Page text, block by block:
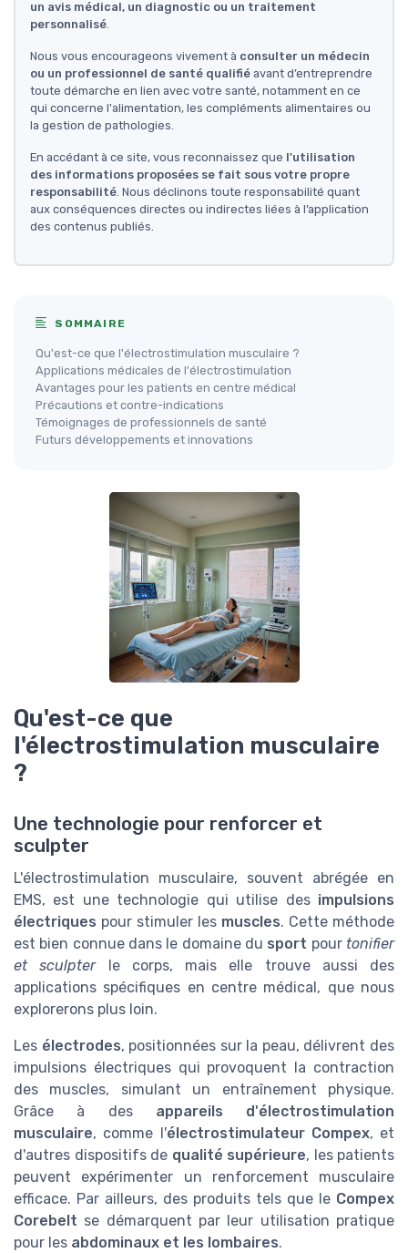
un avis médical, un diagnostic ou un traitement
personnalisé.
Nous vous encourageons vivement à consulter un médecin
ou un professionnel de santé qualifié avant d’entreprendre
toute démarche en lien avec votre santé, notamment en ce
qui concerne l'alimentation, les compléments alimentaires ou
la gestion de pathologies.
En accédant à ce site, vous reconnaissez que l'utilisation
des informations proposées se fait sous votre propre
responsabilité. Nous déclinons toute responsabilité quant
aux conséquences directes ou indirectes liées à l’application
des contenus publiés.
SOMMAIRE
Qu'est-ce que l'électrostimulation musculaire ?
Applications médicales de l'électrostimulation
Avantages pour les patients en centre médical
Précautions et contre-indications
Témoignages de professionnels de santé
Futurs développements et innovations
Qu'est-ce que
l'électrostimulation musculaire
?
Une technologie pour renforcer et
sculpter
L'électrostimulation musculaire, souvent abrégée en
EMS, est une technologie qui utilise des impulsions
électriques pour stimuler les muscles. Cette méthode
est bien connue dans le domaine du sport pour tonifier
et sculpterle corps, mais elle trouve aussi des
applications spécifiques en centre médical, que nous
explorerons plus loin.
Les électrodes, positionnées sur la peau, délivrent des
impulsions électriques qui provoquent la contraction
des muscles, simulant un entraînement physique.
Grâce à des appareils d'électrostimulation
musculaire, comme l'électrostimulateur Compex, et
d'autres dispositifs de qualité supérieure, les patients
peuvent expérimenter un renforcement musculaire
efficace. Par ailleurs, des produits tels que le Compex
Corebelt se démarquent par leur utilisation pratique
pour les abdominaux et les lombaires.